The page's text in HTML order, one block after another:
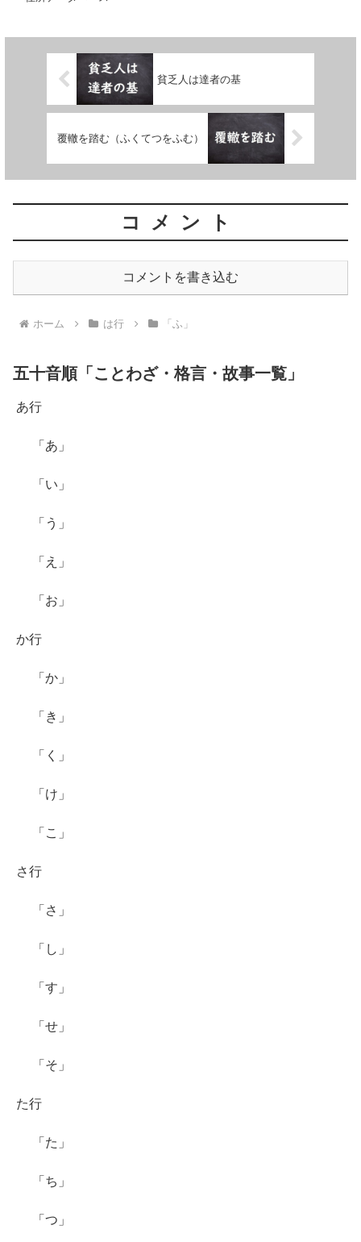
貧乏人は達者の基
覆轍を踏む（ふくてつをふむ）
コメント
コメントを書き込む
ホーム は行 「ふ」
五十音順「ことわざ・格言・故事一覧」
あ行
「あ」
「い」
「う」
「え」
「お」
か行
「か」
「き」
「く」
「け」
「こ」
さ行
「さ」
「し」
「す」
「せ」
「そ」
た行
「た」
「ち」
「つ」